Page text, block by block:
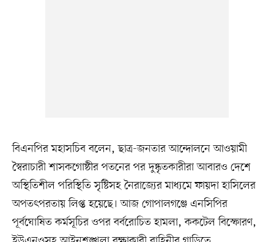
বিএনপির মহাসচিব বলেন, ছাত্র-জনতার আন্দোলনে আওয়ামী
স্বৈরাচারী শাসকগোষ্ঠীর পতনের পর দুষ্কৃতকারীরা আবারও দেশে
অস্থিতিশীল পরিস্থিতি সৃষ্টিসহ নৈরাজ্যের মাধ্যমে ফায়দা হাসিলের
অপতৎপরতায় লিপ্ত হয়েছে। আজ গোপালগঞ্জে এনসিপির
পূর্বঘোষিত কর্মসূচির ওপর বর্বরোচিত হামলা, ককটেল বিস্ফোরণ,